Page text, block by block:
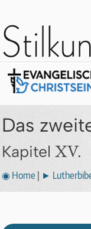
Das
Kapitel XV.
◉ Home ►